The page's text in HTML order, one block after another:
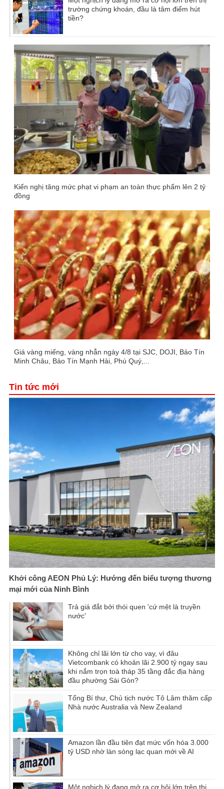
trường chứng khoán, đầu là tâm điểm hút
tiền?
Kiến nghị tăng mức phạt vi phạm an toàn thực phẩm lên 2 tỷ
đồng
Giá vàng miếng, vàng nhẫn ngày 4/8 tại SJC, DOJI, Bảo Tín
Minh Châu, Bảo Tín Mạnh Hải, Phú Quý,...
Tin tức mới
Khởi công AEON Phủ Lý: Hướng đến biểu tượng thương
mại mới của Ninh Bình
Trả giá đắt bởi thói quen 'cứ mệt là truyền
nước'
Không chỉ lãi lớn từ cho vay, vì đâu
Vietcombank có khoản lãi 2.900 tỷ ngay sau
khi nắm trọn toà tháp 35 tầng đắc địa hàng
đầu phường Sài Gòn?
Tổng Bí thư, Chủ tịch nước Tô Lâm thăm cấp
Nhà nước Australia và New Zealand
Amazon lần đầu tiên đạt mức vốn hóa 3.000
tỷ USD nhờ làn sóng lạc quan mới về AI
Một nghịch lý đang mở ra cơ hội lớn trên thị